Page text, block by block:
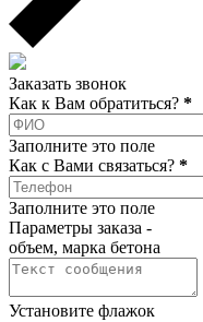
Заказать звонок
Как к Вам обратиться? *
Заполните это поле
Как c Вами связаться? *
Заполните это поле
Параметры заказа -
объем, марка бетона
Установите флажок